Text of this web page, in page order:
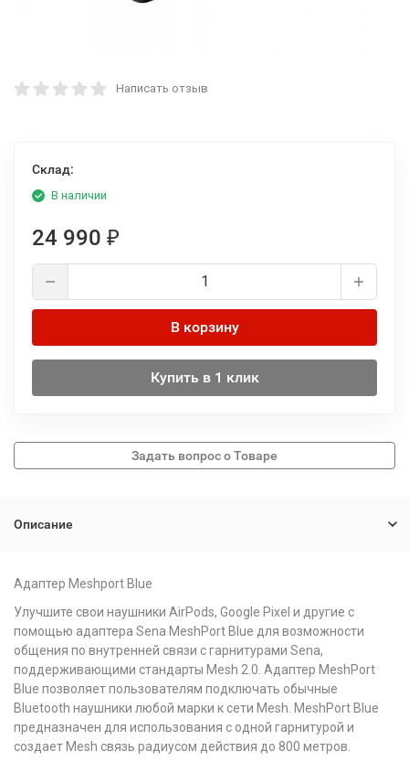
Написать отзыв
Склад:
В наличии
24 990 ₽
В корзину
Купить в 1 клик
Описание
Адаптер Meshport Blue
Улучшите свои наушники AirPods, Google Pixel и другие с
помощью адаптера Sena MeshPort Blue для возможности
общения по внутренней связи с гарнитурами Sena,
поддерживающими стандарты Mesh 2.0. Адаптер MeshPort
Blue позволяет пользователям подключать обычные
Bluetooth наушники любой марки к сети Mesh. MeshPort Blue
предназначен для использования с одной гарнитурой и
создает Mesh связь радиусом действия до 800 метров.